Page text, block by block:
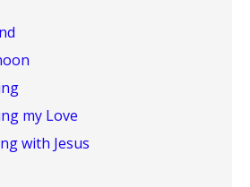
my Love
with Jesus